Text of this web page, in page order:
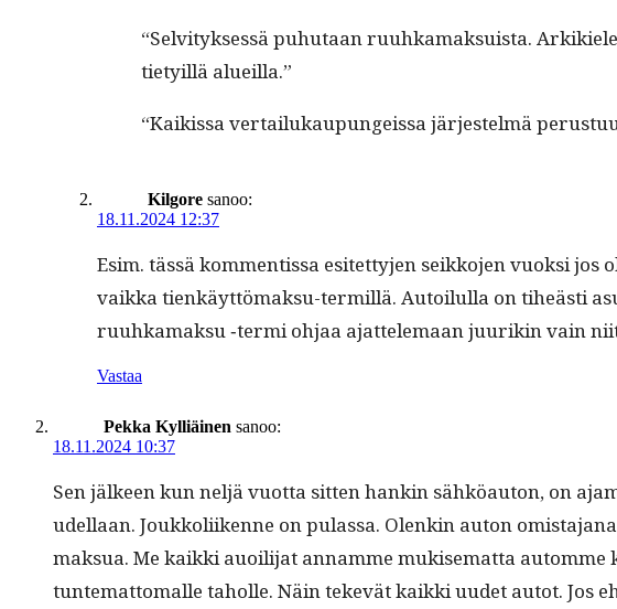
“Selvi­tyk­sessä puhutaan ruuhka­mak­su­ista.
tiety­il­lä alueilla.”
“Kaikissa ver­tailukaupungeis­sa jär­jestelmä
Kilgore sanoo:
18.11.2024 12:37
Esim. tässä kom­men­tis­sa esitet­ty­jen seikko­jen vuok­si
vaik­ka tienkäyt­tö­mak­su-ter­mil­lä. Autoilul­la on tiheästi
ruuhka­mak­su ‑ter­mi ohjaa ajat­tele­maan juurikin vain
Vastaa
Pekka Kylliäinen sanoo:
18.11.2024 10:37
Sen jäl­keen kun neljä vuot­ta sit­ten han­kin sähköau­ton, on
udel­laan. Joukkoli­ikenne on pulas­sa. Olenkin auton
mak­sua. Me kaik­ki auoil­i­jat annamme mukise­mat­ta
tun­tem­at­toma­lle taholle. Näin tekevät kaik­ki uudet autot. Jos